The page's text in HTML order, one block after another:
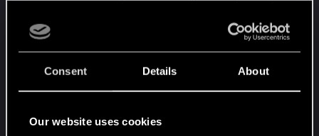
Consent Details About
Our website uses cookies
pośrednictwem Cantarelli).
Damien De la Tour teraz poprawnie resetuje
stworzenie Lyrijskiego Kosyniera.
kopiować magów ze Zdradą zagranych